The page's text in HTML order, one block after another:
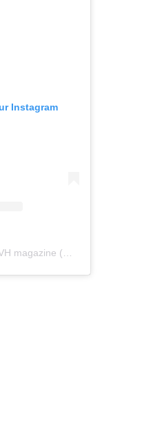
Instagram